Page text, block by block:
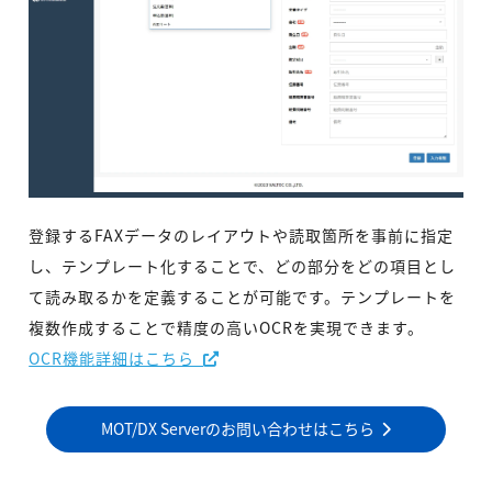
登録するFAXデータのレイアウトや読取箇所を事前に指定
し、テンプレート化することで、どの部分をどの項目とし
て読み取るかを定義することが可能です。テンプレートを
複数作成することで精度の高いOCRを実現できます。
OCR機能詳細はこちら
MOT/DX Serverのお問い合わせはこちら